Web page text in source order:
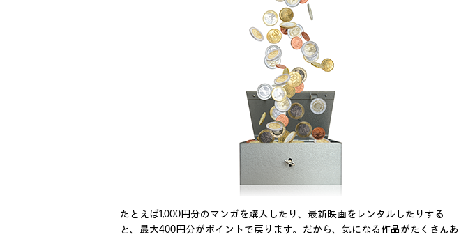
たとえば1,000円分のマンガを購入したり、最新映画をレンタルしたりする
と、最大400円分がポイントで戻ります。だから、気になる作品がたくさんあ